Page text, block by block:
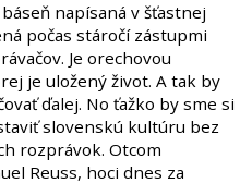
napísaná v šťastnej
počas stáročí zástupmi
Je orechovou
je uložený život. A tak by
ďalej. No ťažko by sme si
slovenskú kultúru bez
rozprávok. Otcom
Reuss, hoci dnes za